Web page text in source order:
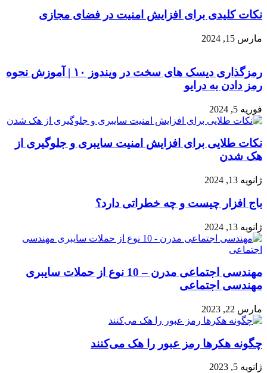
نکات کلیدی برای افزایش امنیت در فضای مجازی
مارس 15, 2024
رمزگذاری دیسک های سخت در ویندوز ۱۰ | آموزش نحوه
رمز دادن به درایو
فوریه 5, 2024
نکات طلایی برای افزایش امنیت سایبری و جلوگیری از
هک شدن
ژانویه 13, 2024
باج افزار چیست و چه خطراتی دارد؟
ژانویه 13, 2024
مهندسی اجتماعی مدرن – 10 نوع از حملات سایبری
مهندسی اجتماعی
مارس 22, 2023
چگونه هکرها رمز عبور را هک می‌کنند
ژانویه 5, 2023